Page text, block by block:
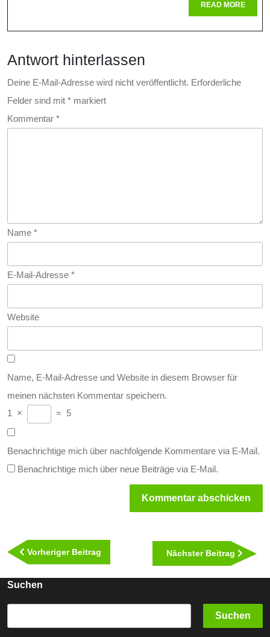
READ MOREREAD
MORE
Antwort hinterlassen
Deine E-Mail-Adresse wird nicht veröffentlicht. Erforderliche
Felder sind mit * markiert
Kommentar *
Name *
E-Mail-Adresse *
Website
Name, E-Mail-Adresse und Website in diesem Browser für
meinen nächsten Kommentar speichern.
1
× = 5
Benachrichtige mich über nachfolgende Kommentare via E-Mail.
Benachrichtige mich über neue Beiträge via E-Mail.
Vorheriger Beitrag
Beitrag
Nächster Beitrag
Suchen
Suchen